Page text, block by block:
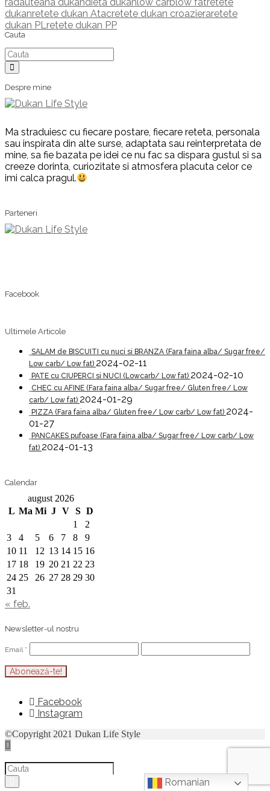
radauteana dukandieta dukanlow carblow fatretete
dukanretete dukan Atacretete dukan croazieraretete
dukan PLretete dukan PP
Cauta
Cauta
Despre mine
Ma straduiesc cu fiecare postare, fiecare reteta, personala
sau inspirata din alte surse, adaptata sau reinterpretata de
mine, sa fie bazata pe idei ce nu fac sa dispara gustul si sa
creeze dorinta, curiozitate si atmosfera placuta celor ce
imi calca pragul.
Parteneri
Facebook
Ultimele Articole
SALAM de BISCUITI cu nuci si BRANZA (Fara faina alba/ Sugar free/
Low carb/ Low fat) 2024-02-11
PATE cu CIUPERCI si NUCI (Lowcarb/ Low fat) 2024-02-10
CHEC cu AFINE (Fara faina alba/ Sugar free/ Gluten free/ Low
carb/ Low fat) 2024-01-29
PIZZA (Fara faina alba/ Gluten free/ Low carb/ Low fat) 2024-
01-27
PANCAKES pufoase (Fara faina alba/ Sugar free/ Low carb/ Low
fat) 2024-01-13
Calendar
august 2026
L Ma Mi J V S D
1
2
3
4 5 6 7 8
9
10 11 12 13 14 15 16
17 18 19 20 21 22 23
24 25 26 27 28 29 30
31
« feb.
Newsletter-ul nostru
Email *
Facebook
Instagram
©Copyright 2021 Dukan Life Style
Cauta
Romanian